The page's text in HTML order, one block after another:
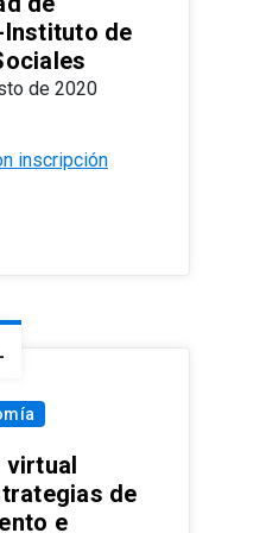
Instituto de
de 2020
inscripción
virtual
de
e